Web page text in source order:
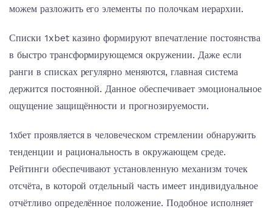
можем разложить его элементы по полочкам иерархии.
Списки 1xbet казино формируют впечатление постоянства
в быстро трансформирующемся окружении. Даже если
ранги в списках регулярно меняются, главная система
держится постоянной. Данное обеспечивает эмоциональное
ощущение защищённости и прогнозируемости.
1хбет проявляется в человеческом стремлении обнаружить
тенденции и рациональность в окружающем среде.
Рейтинги обеспечивают установленную механизм точек
отсчёта, в которой отдельный часть имеет индивидуальное
отчётливо определённое положение. Подобное исполняет